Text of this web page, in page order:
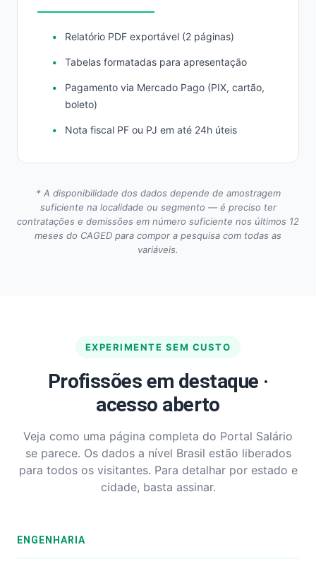
Relatório PDF exportável (2 páginas)
Tabelas formatadas para apresentação
Pagamento via Mercado Pago (PIX, cartão,
boleto)
Nota fiscal PF ou PJ em até 24h úteis
* A disponibilidade dos dados depende de amostragem
suficiente na localidade ou segmento — é preciso ter
contratações e demissões em número suficiente nos últimos 12
meses do CAGED para compor a pesquisa com todas as
variáveis.
EXPERIMENTE SEM CUSTO
Profissões em destaque ·
acesso aberto
Veja como uma página completa do Portal Salário
se parece. Os dados a nível Brasil estão liberados
para todos os visitantes. Para detalhar por estado e
cidade, basta assinar.
ENGENHARIA